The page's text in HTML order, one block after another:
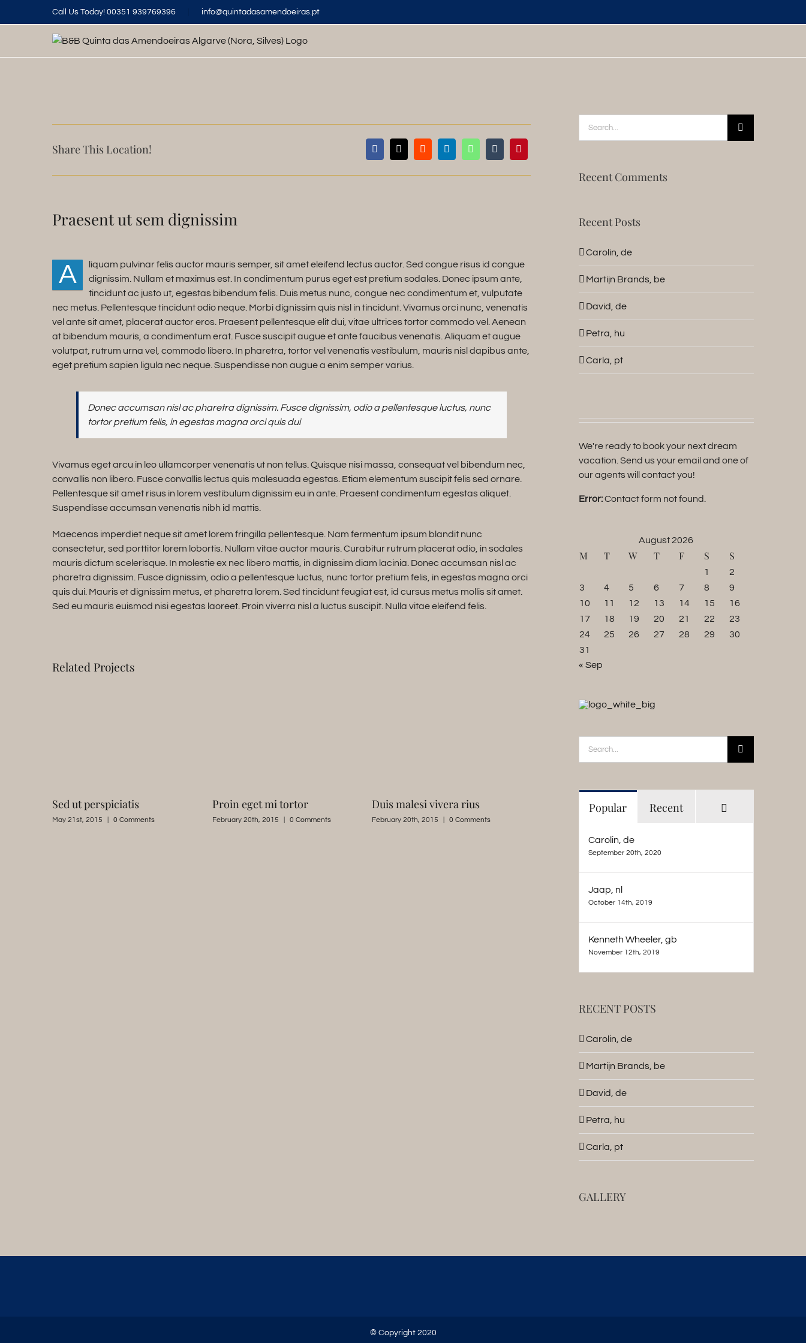
Call Us Today! 00351 939769396 info@quintadasamendoeiras.pt
Share This Location!
Praesent ut sem dignissim
A
liquam pulvinar felis auctor mauris semper, sit amet eleifend lectus auctor. Sed congue risus id congue
dignissim. Nullam et maximus est. In condimentum purus eget est pretium sodales. Donec ipsum ante,
tincidunt ac justo ut, egestas bibendum felis. Duis metus nunc, congue nec condimentum et, vulputate
nec metus. Pellentesque tincidunt odio neque. Morbi dignissim quis nisl in tincidunt. Vivamus orci nunc, venenatis
vel ante sit amet, placerat auctor eros. Praesent pellentesque elit dui, vitae ultrices tortor commodo vel. Aenean
at bibendum mauris, a condimentum erat. Fusce suscipit augue et ante faucibus venenatis. Aliquam et augue
volutpat, rutrum urna vel, commodo libero. In pharetra, tortor vel venenatis vestibulum, mauris nisl dapibus ante,
eget pretium sapien ligula nec neque. Suspendisse non augue a enim semper varius.
Donec accumsan nisl ac pharetra dignissim. Fusce dignissim, odio a pellentesque luctus, nunc
tortor pretium felis, in egestas magna orci quis dui
Vivamus eget arcu in leo ullamcorper venenatis ut non tellus. Quisque nisi massa, consequat vel bibendum nec,
convallis non libero. Fusce convallis lectus quis malesuada egestas. Etiam elementum suscipit felis sed ornare.
Pellentesque sit amet risus in lorem vestibulum dignissim eu in ante. Praesent condimentum egestas aliquet.
Suspendisse accumsan venenatis nibh id mattis.
Maecenas imperdiet neque sit amet lorem fringilla pellentesque. Nam fermentum ipsum blandit nunc
consectetur, sed porttitor lorem lobortis. Nullam vitae auctor mauris. Curabitur rutrum placerat odio, in sodales
mauris dictum scelerisque. In molestie ex nec libero mattis, in dignissim diam lacinia. Donec accumsan nisl ac
pharetra dignissim. Fusce dignissim, odio a pellentesque luctus, nunc tortor pretium felis, in egestas magna orci
quis dui. Mauris et dignissim metus, et pharetra lorem. Sed tincidunt feugiat est, id cursus metus mollis sit amet.
Sed eu mauris euismod nisi egestas laoreet. Proin viverra nisl a luctus suscipit. Nulla vitae eleifend felis.
Related Projects
Sed ut perspiciatis
May 21st, 2015 0 Comments
Proin eget mi tortor
February 20th, 2015 0 Comments
Duis malesi vivera rius
February 20th, 2015 0 Comments
Ut consequat augue odio Nullam non augue eget
Recent Comments
Recent Posts
Carolin, de
Martijn Brands, be
David, de
Petra, hu
Carla, pt
We're ready to book your next dream
vacation. Send us your email and one of
our agents will contact you!
Error:Contact form not found.
August 2026
M T W T F S S
1
2
3
4 5 6 7 8
9
10
11 12 13 14 15
16
17
18 19 20 21 22
23
24
25 26 27 28 29
30
31
« Sep
Popular Recent
Carolin, de
September 20th, 2020
Jaap, nl
October 14th, 2019
Kenneth Wheeler, gb
November 12th, 2019
RECENT POSTS
Carolin, de
Martijn Brands, be
David, de
Petra, hu
Carla, pt
GALLERY
© Copyright 2020